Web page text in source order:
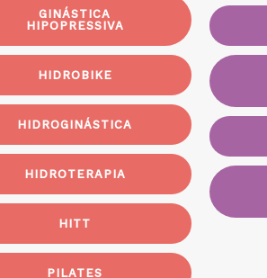
GINÁSTICA
HIPOPRESSIVA
HIDROBIKE
HIDROGINÁSTICA
HIDROTERAPIA
HITT
PILATES